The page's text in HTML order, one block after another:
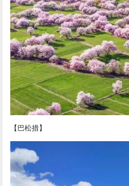
【巴松措】